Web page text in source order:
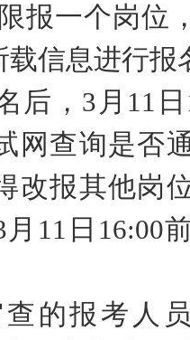
报一个岗位
信息进行报
后， 3 月 11 日
网查询是否
改报其他岗
月 11 日 16:00
的报考人